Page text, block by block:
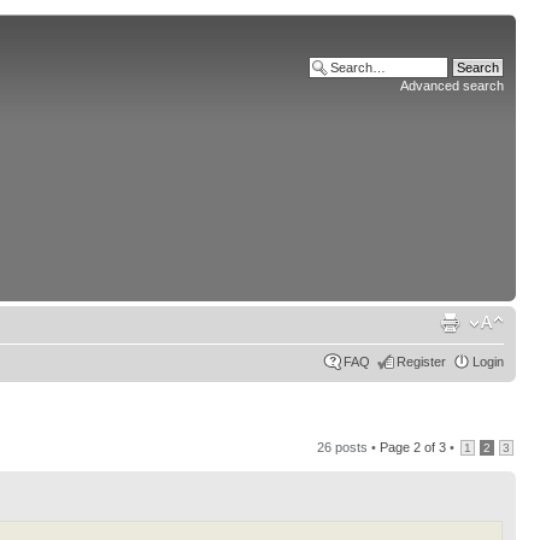
Advanced search
FAQ Register Login
26 posts • Page 2 of 3 • 1 2 3